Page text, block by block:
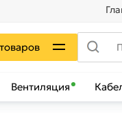
Вентиляция